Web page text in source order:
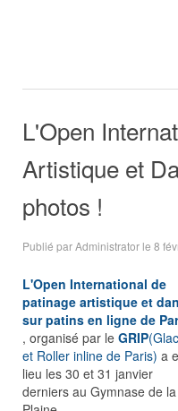
L'Open
Artistique et
photos !
Publié par Administrator le 8
L'Open International de
patinage artistique et
sur patins en ligne de
, organisé par le GRIP
et Roller inline de Paris) a
lieu les 30 et 31 janvier
derniers au Gymnase de la